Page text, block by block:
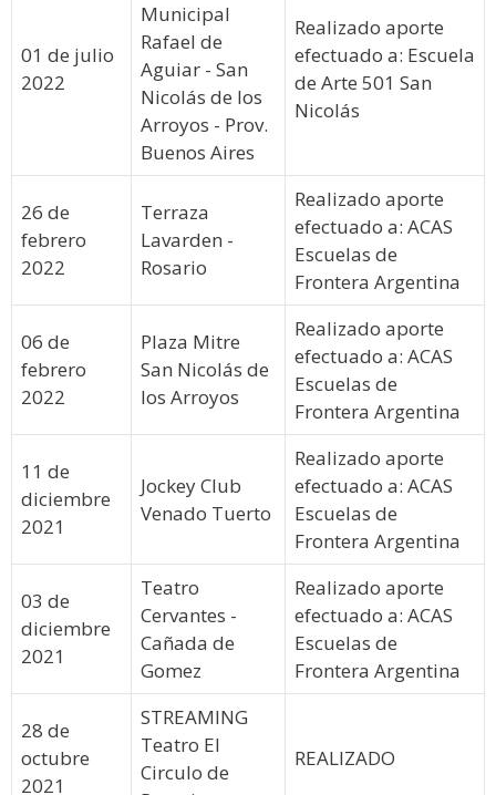
01 de julio
2022
Municipal
Rafael de
Aguiar - San
Nicolás de los
Arroyos - Prov.
Buenos Aires
Realizado aporte
efectuado a: Escuela
de Arte 501 San
Nicolás
26 de
febrero
2022
Terraza
Lavarden -
Rosario
Realizado aporte
efectuado a: ACAS
Escuelas de
Frontera Argentina
06 de
febrero
2022
Plaza Mitre
San Nicolás de
los Arroyos
Realizado aporte
efectuado a: ACAS
Escuelas de
Frontera Argentina
11 de
diciembre
2021
Jockey Club
Venado Tuerto
Realizado aporte
efectuado a: ACAS
Escuelas de
Frontera Argentina
03 de
diciembre
2021
Teatro
Cervantes -
Cañada de
Gomez
Realizado aporte
efectuado a: ACAS
Escuelas de
Frontera Argentina
28 de
octubre
2021
STREAMING
Teatro El
Circulo de
REALIZADO